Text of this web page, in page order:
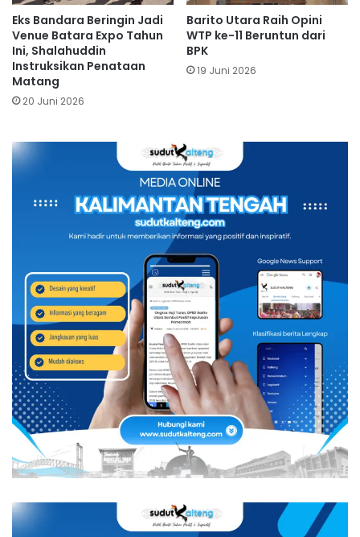
Eks Bandara Beringin Jadi
Venue Batara Expo Tahun
Ini, Shalahuddin
Instruksikan Penataan
Matang
20 Juni 2026
Barito Utara Raih Opini
WTP ke-11 Beruntun dari
BPK
19 Juni 2026